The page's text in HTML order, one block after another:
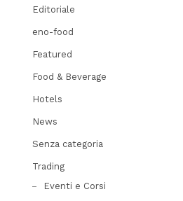
Editoriale
eno-food
Featured
Food & Beverage
Hotels
News
Senza categoria
Trading
Eventi e Corsi